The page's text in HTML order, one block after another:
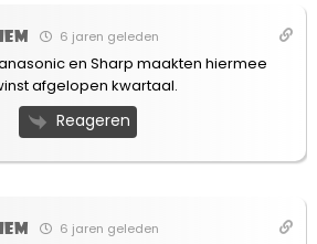
6 jaren geleden
en Sharp maakten hiermee
afgelopen kwartaal.
Reageren
6 jaren geleden